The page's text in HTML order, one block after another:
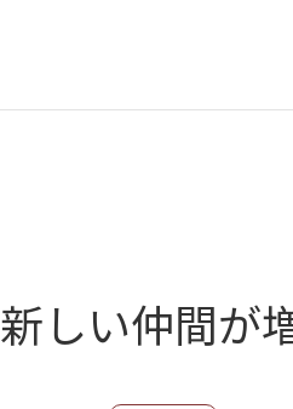
新しい仲間が